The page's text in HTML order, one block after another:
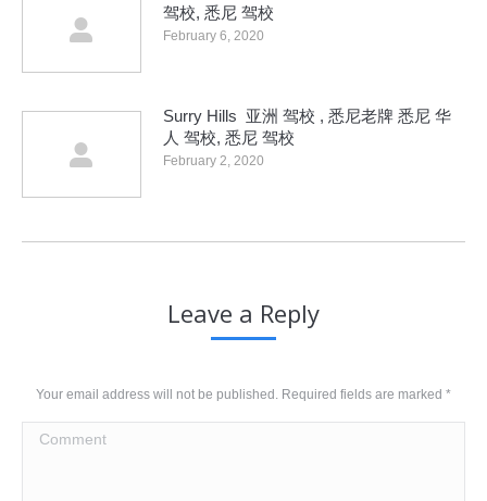
驾校, 悉尼 驾校
February 6, 2020
Surry Hills 亚洲 驾校 , 悉尼老牌 悉尼 华
人 驾校, 悉尼 驾校
February 2, 2020
Leave a Reply
Your email address will not be published. Required fields are marked *
Comment